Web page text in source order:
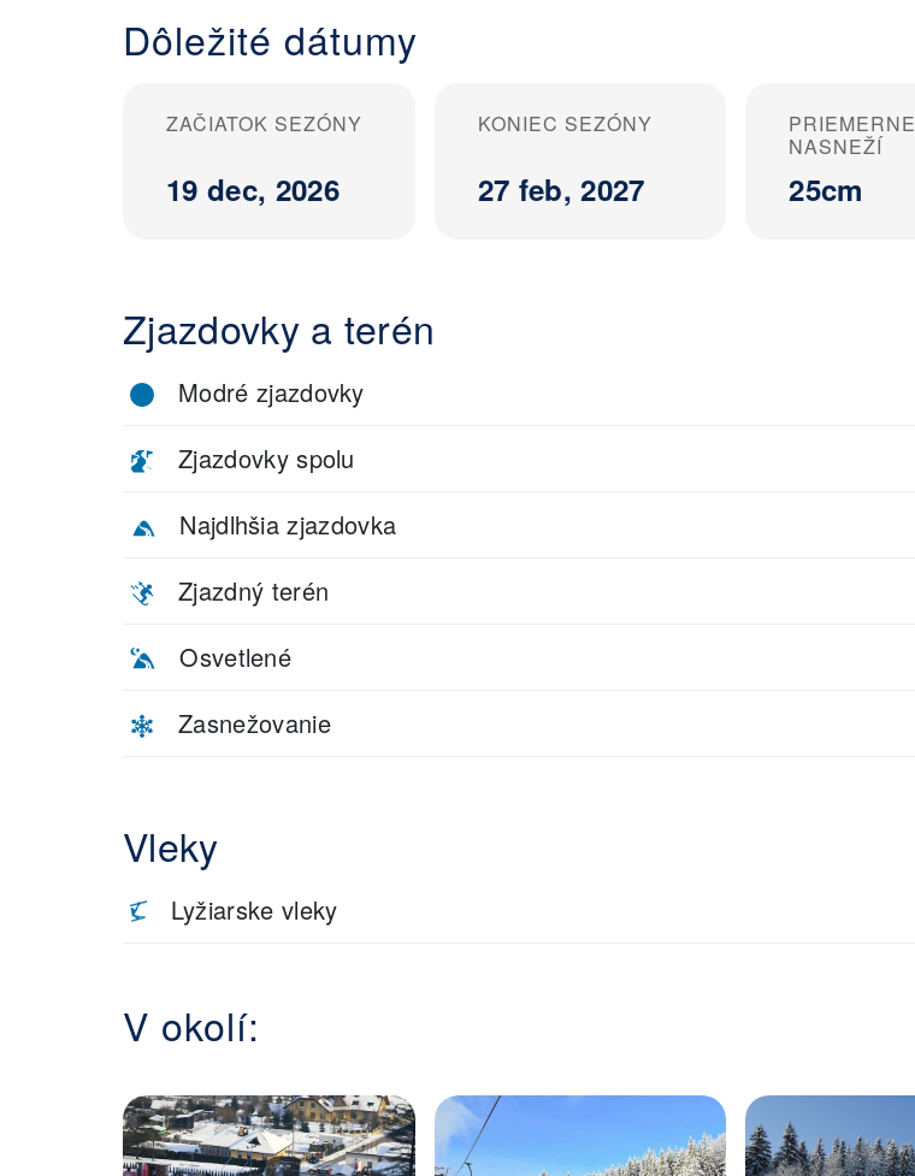
Dôležité dátumy
ZAČIATOK SEZÓNY
19 dec, 2026
KONIEC SEZÓNY
27 feb, 2027
PRIEMERNE
NASNEŽÍ
25cm
Zjazdovky a terén
Modré zjazdovky
Zjazdovky spolu
Najdlhšia zjazdovka
Zjazdný terén
Osvetlené
Zasnežovanie
Vleky
Lyžiarske vleky
V okolí: